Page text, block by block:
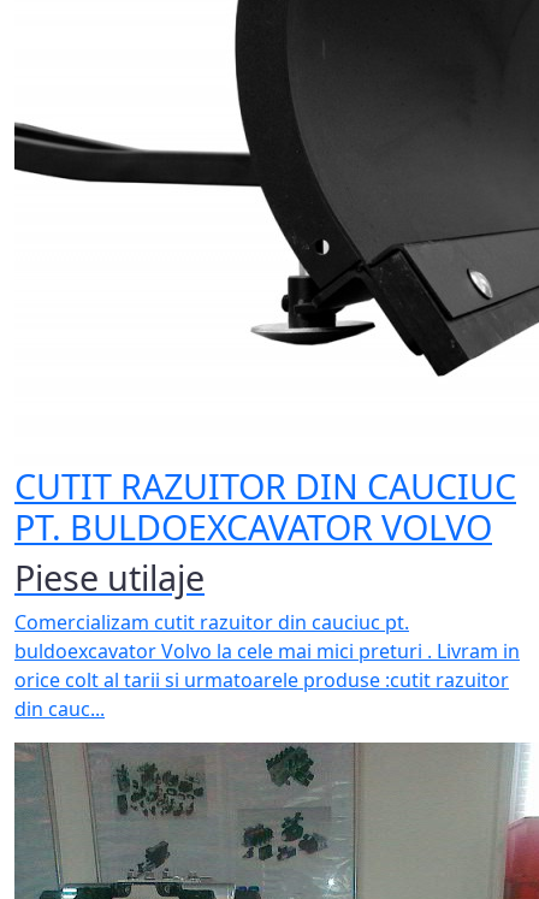
CUTIT RAZUITOR DIN CAUCIUC
PT. BULDOEXCAVATOR VOLVO
Piese utilaje
Comercializam cutit razuitor din cauciuc pt.
buldoexcavator Volvo la cele mai mici preturi . Livram in
orice colt al tarii si urmatoarele produse :cutit razuitor
din cauc...